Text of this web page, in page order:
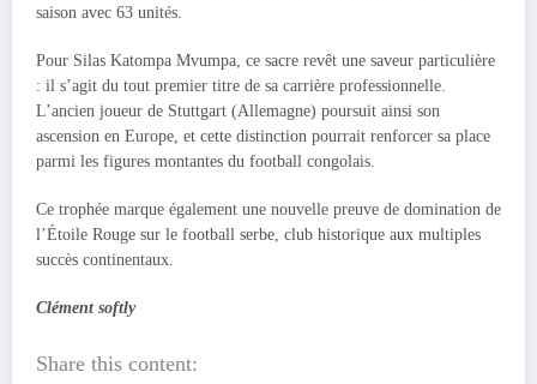
saison avec 63 unités.
Pour Silas Katompa Mvumpa, ce sacre revêt une saveur particulière
: il s’agit du tout premier titre de sa carrière professionnelle.
L’ancien joueur de Stuttgart (Allemagne) poursuit ainsi son
ascension en Europe, et cette distinction pourrait renforcer sa place
parmi les figures montantes du football congolais.
Ce trophée marque également une nouvelle preuve de domination de
l’Étoile Rouge sur le football serbe, club historique aux multiples
succès continentaux.
Clément softly
Share this content: